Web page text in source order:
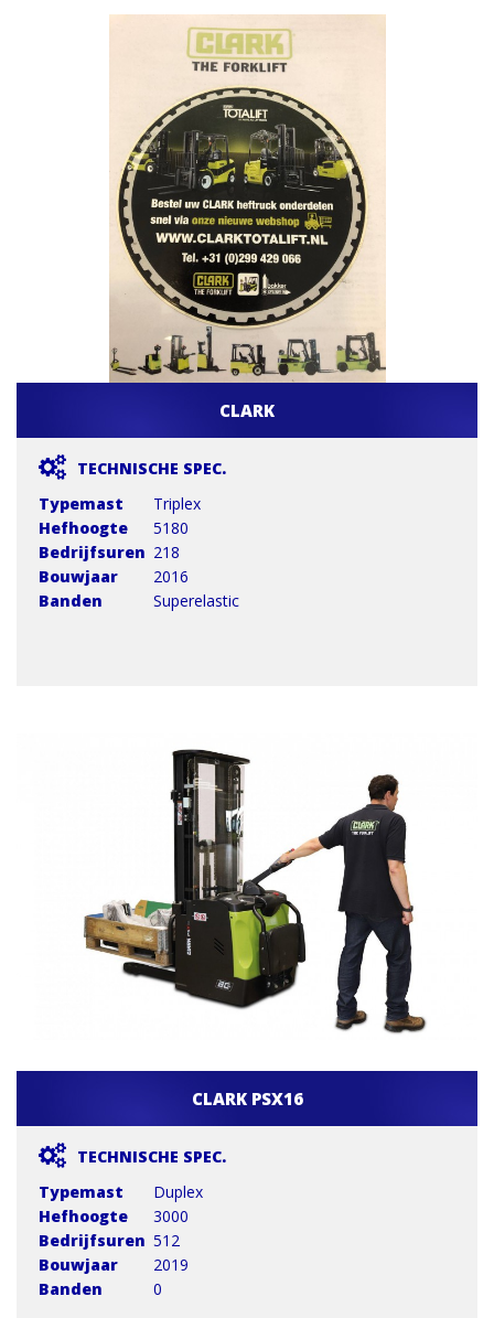
CLARK
TECHNISCHE SPEC.
Typemast
Triplex
Hefhoogte
5180
Bedrijfsuren 218
Bouwjaar
2016
Banden
Superelastic
CLARK PSX16
TECHNISCHE SPEC.
Typemast
Duplex
Hefhoogte
3000
Bedrijfsuren 512
Bouwjaar
2019
Banden
0